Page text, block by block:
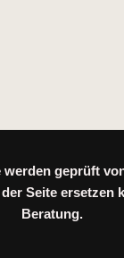
werden geprüft
Seite ersetzen
Beratung.